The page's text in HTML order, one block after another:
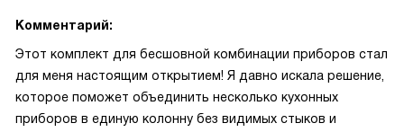
Комментарий:
Этот комплект для бесшовной комбинации приборов стал
для меня настоящим открытием! Я давно искала решение,
которое поможет объединить несколько кухонных
приборов в единую колонну без видимых стыков и